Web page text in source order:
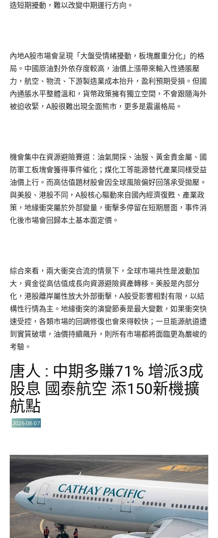
造短期擾動，難以改變中期運行方向。
內地A股市場會呈現「大盤受情緒擾動，板塊嚴重分化」的格
局。中國原油對外依存度較高，油價上漲帶來輸入性通脹壓
力，航空、物流、下游製造業成本抬升，盈利預期受損。但國
內通脹水平整體溫和，貨幣政策擁有獨立空間，不會跟隨海外
被迫收緊，A股很難出現全面熊市，更多是震盪格局。
機會集中在資源避險賽道：油氣開採、油服、黃金貴金屬、國
防軍工板塊會獲得事件催化；煤化工等能源替代產業同樣受益
油價上行。而高估值題材股會因全球風險偏好回落承受拋壓。
與美股、港股不同，A股核心驅動來自國內經濟復甦、產業政
策，地緣衝突屬於外部變量，衝擊多停留在短期層面，事件消
化後市場會回歸本土基本面定價。
綜合來看，兩大衝突合流的情景下，全球市場共性是波動加
大，資金從高估值成長向資源避險資產轉移。美股是內部分
化，港股離岸屬性放大外部衝擊，A股受影響相對有限，以結
構性行情為主。地緣衝突的演變節奏是最大變數，如果衝突快
速受控，各類市場的回調修復也會來得較快；一旦能源航道遭
到實質破壞，油價持續飆升，則所有市場都將面臨更為嚴峻的
考驗。
唐人 : 中期多賺71% 增派3成
股息 國泰航空 添150新機擴
航點
2026-08-07